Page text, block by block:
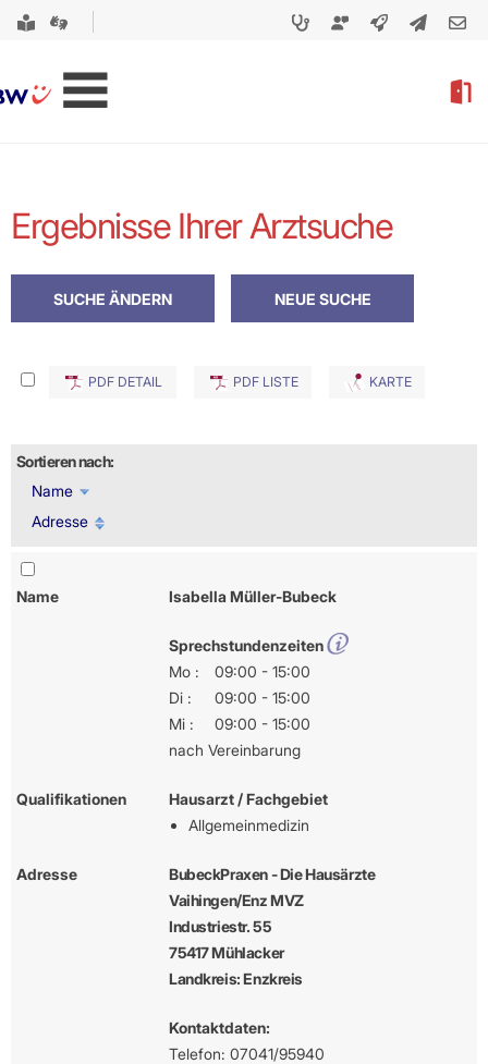
Ergebnisse Ihrer Arztsuche
PDF DETAIL PDF LISTE KARTE
Sortieren nach:
Name
Adresse
Name Isabella Müller-Bubeck
Sprechstundenzeiten
Mo :
09:00 - 15:00
Di :
09:00 - 15:00
Mi :
09:00 - 15:00
nach Vereinbarung
Qualifikationen
Hausarzt / Fachgebiet
Allgemeinmedizin
Adresse
BubeckPraxen - Die Hausärzte
Vaihingen/Enz MVZ
Industriestr. 55
75417 Mühlacker
Landkreis: Enzkreis
Kontaktdaten:
Telefon: 07041/95940